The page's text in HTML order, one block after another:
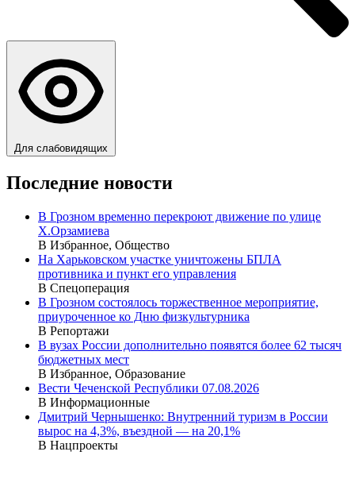
Для слабовидящих
Последние новости
В Грозном временно перекроют движение по улице
Х.Орзамиева
В Избранное, Общество
На Харьковском участке уничтожены БПЛА
противника и пункт его управления
В Спецоперация
В Грозном состоялось торжественное мероприятие,
приуроченное ко Дню физкультурника
В Репортажи
В вузах России дополнительно появятся более 62 тысяч
бюджетных мест
В Избранное, Образование
Вести Чеченской Республики 07.08.2026
В Информационные
Дмитрий Чернышенко: Внутренний туризм в России
вырос на 4,3%, въездной — на 20,1%
В Нацпроекты